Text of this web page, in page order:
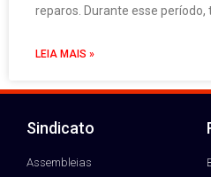
reparos. Durante esse período,
LEIA MAIS »
Sindicato
Assembleias